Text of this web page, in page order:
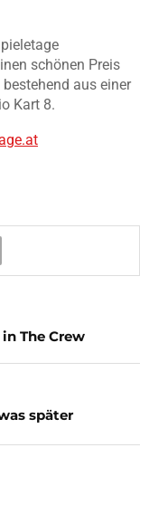
schönen Preis
aus einer
Kart 8.
The Crew
später